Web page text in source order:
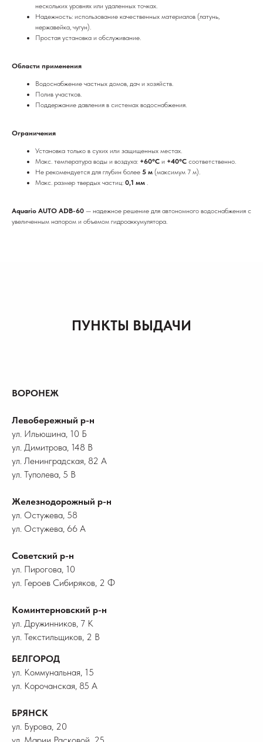
нескольких уровнях или удаленных точках.
Надежность: использование качественных материалов (латунь,
нержавейка, чугун).
Простая установка и обслуживание.
Области применения
Водоснабжение частных домов, дач и хозяйств.
Полив участков.
Поддержание давления в системах водоснабжения.
Ограничения
Установка только в сухих или защищенных местах.
Макс. температура воды и воздуха: +60°C и +40°C соответственно.
Не рекомендуется для глубин более 5 м (максимум 7 м).
Макс. размер твердых частиц: 0,1 мм .
Aquario AUTO ADB-60 — надежное решение для автономного водоснабжения с
увеличенным напором и объемом гидроаккумулятора.
ПУНКТЫ ВЫДАЧИ
ВОРОНЕЖ
Левобережный р-н
ул. Ильюшина, 10 Б
ул. Димитрова, 148 В
ул. Ленинградская, 82 А
ул. Туполева, 5 В
Железнодорожный р-н
ул. Остужева, 58
ул. Остужева, 66 А
Советский р-н
ул. Пирогова, 10
ул. Героев Сибиряков, 2 Ф
Коминтерновский р-н
ул. Дружинников, 7 К
ул. Текстильщиков, 2 В
БЕЛГОРОД
ул. Коммунальная, 15
ул. Корочанская, 85 А
БРЯНСК
ул. Бурова, 20